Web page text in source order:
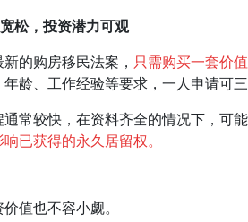
松，投资潜力可观
的购房移民法案， 只需购买一套价
龄、工作经验等要求，一人申请可
较快，在资料齐全的情况下，可
已获得的永久居留权。
也不容小觑。